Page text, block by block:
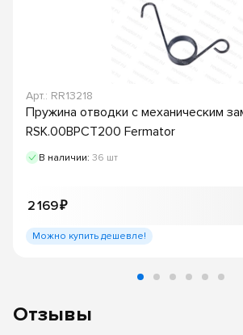
Арт.: RR13218
Пружина отводки с механическим
RSK.00BPCT200 Fermator
В наличии: 36 шт
2 169 ₽
Можно купить дешевле!
Отзывы